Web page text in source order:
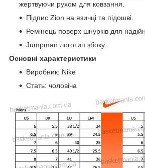
жертвуючи рухом для ковзання.
Підпис Zion на язичці та підошві.
Ремінець поверх шнурків для
Jumpman логотип збоку.
Основні характеристики
Виробник: Nike
Стать: чоловіча